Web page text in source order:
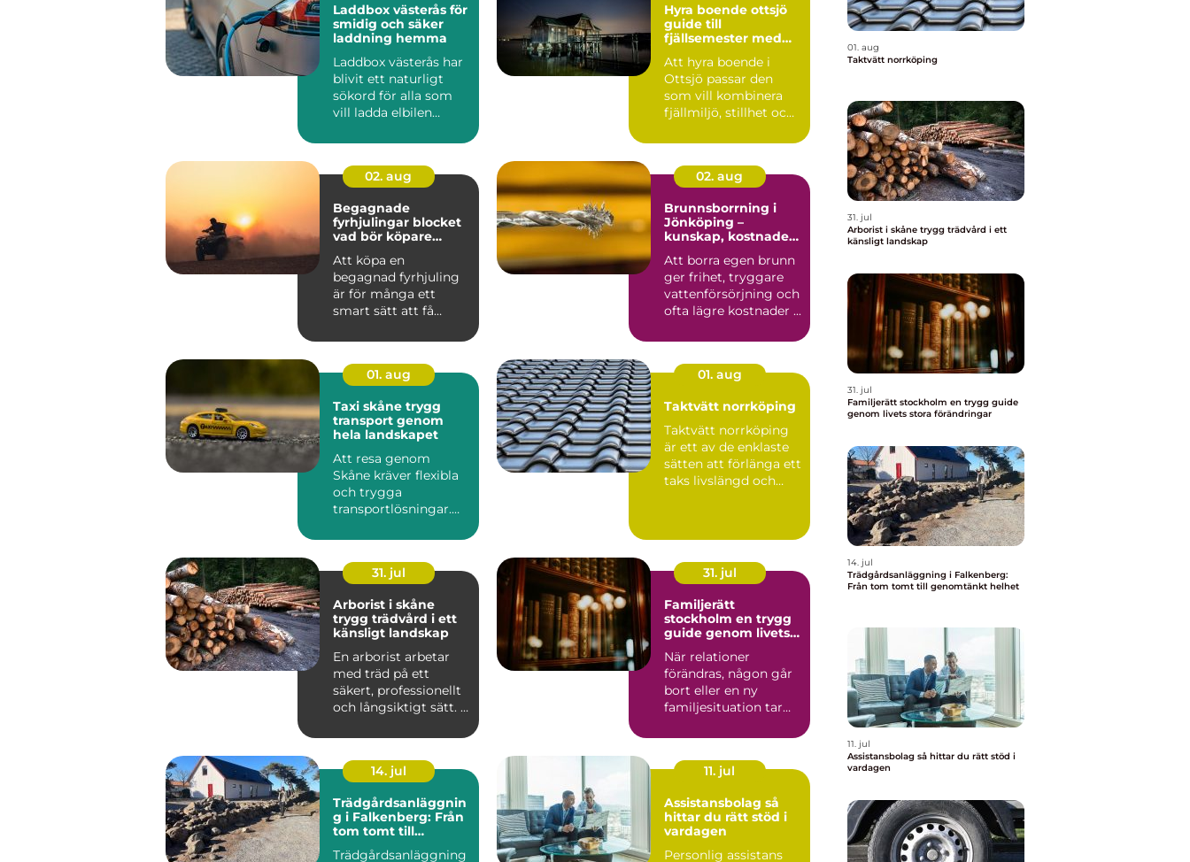
Laddbox västerås för
smidig och säker
laddning hemma
Laddbox västerås har
blivit ett naturligt
sökord för alla som
vill ladda elbilen
Hyra boende ottsjö
guide till
fjällsemester med
Att hyra boende i
Ottsjö passar den
som vill kombinera
fjällmiljö, stillhet och
02. aug
Begagnade
fyrhjulingar blocket
vad bör köpare
Att köpa en
begagnad fyrhjuling
är för många ett
smart sätt att få
pengarna. Många...
02. aug
Brunnsborrning i
Jönköping –
kunskap, kostnader
Att borra egen brunn
ger frihet, tryggare
vattenförsörjning och
ofta lägre kostnader ...
01. aug
Taxi skåne trygg
transport genom
hela landskapet
Att resa genom
Skåne kräver flexibla
och trygga
transportlösningar.
fungerar bra i mång...
01. aug
Taktvätt norrköping
Taktvätt norrköping
är ett av de enklaste
sätten att förlänga ett
taks livslängd och
31. jul
Arborist i skåne
trygg trädvård i ett
känsligt landskap
En arborist arbetar
med träd på ett
säkert, professionellt
och långsiktigt sätt. I
31. jul
Familjerätt
stockholm en trygg
guide genom livets
När relationer
förändras, någon går
bort eller en ny
familjesituation tar
både kän...
14. jul
Trädgårdsanläggnin
g i Falkenberg: Från
tom tomt till
Trädgårdsanläggning
11. jul
Assistansbolag så
hittar du rätt stöd i
vardagen
Personlig assistans
01. aug
Taktvätt norrköping
31. jul
Arborist i skåne trygg trädvård i ett
känsligt landskap
31. jul
Familjerätt stockholm en trygg guide
genom livets stora förändringar
14. jul
Trädgårdsanläggning i Falkenberg:
Från tom tomt till genomtänkt helhet
11. jul
Assistansbolag så hittar du rätt stöd i
vardagen